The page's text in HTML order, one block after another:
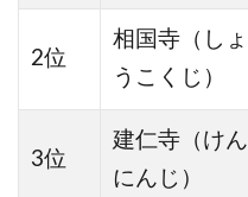
2位
相国寺（しょ
うこくじ）
3位
建仁寺（けん
にんじ）